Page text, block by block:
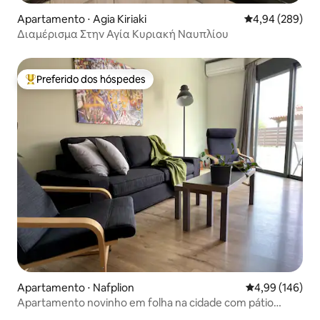
Apartamento ⋅ Agia Kiriaki 4,94 de uma
4,94 (289)
Διαμέρισμα Στην Αγία Κυριακή Ναυπλίου
Entre os melhores preferidos dos hóspedes
Preferido dos hóspedes
Apartamento ⋅ Nafplion 4,99 de uma
4,99 (146)
Apartamento novinho em folha na cidade com pátio